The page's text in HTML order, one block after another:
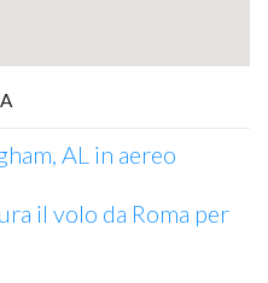
AL in aereo
il volo da Roma per